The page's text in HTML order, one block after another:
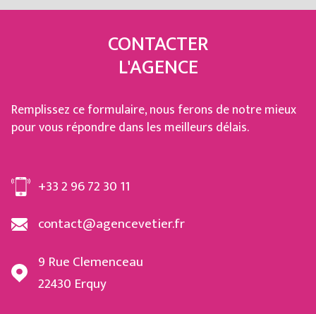
CONTACTER
L'AGENCE
Remplissez ce formulaire, nous ferons de notre mieux
pour vous répondre dans les meilleurs délais.
+33 2 96 72 30 11
contact@agencevetier.fr
9 Rue Clemenceau
22430 Erquy